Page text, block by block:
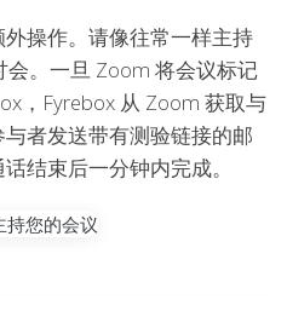
操作。请像往常一样主持
。一旦 Zoom 将会议标记
，Fyrebox 从 Zoom 获取与
者发送带有测验链接的邮
结束后一分钟内完成。